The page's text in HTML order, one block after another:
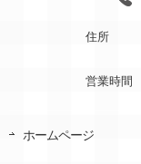
住所
営業時間
ホームページ